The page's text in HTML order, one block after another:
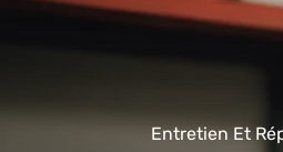
Entretien Et